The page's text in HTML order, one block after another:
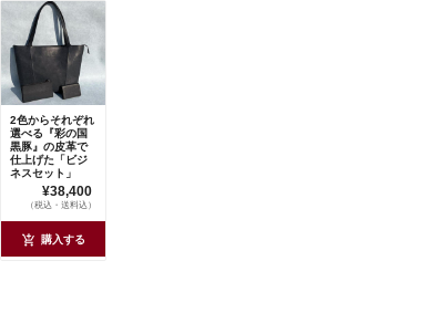
2色からそれぞれ
選べる『彩の国
黒豚』の皮革で
仕上げた「ビジ
ネスセット」
¥38,400
（税込・送料込）
購入する